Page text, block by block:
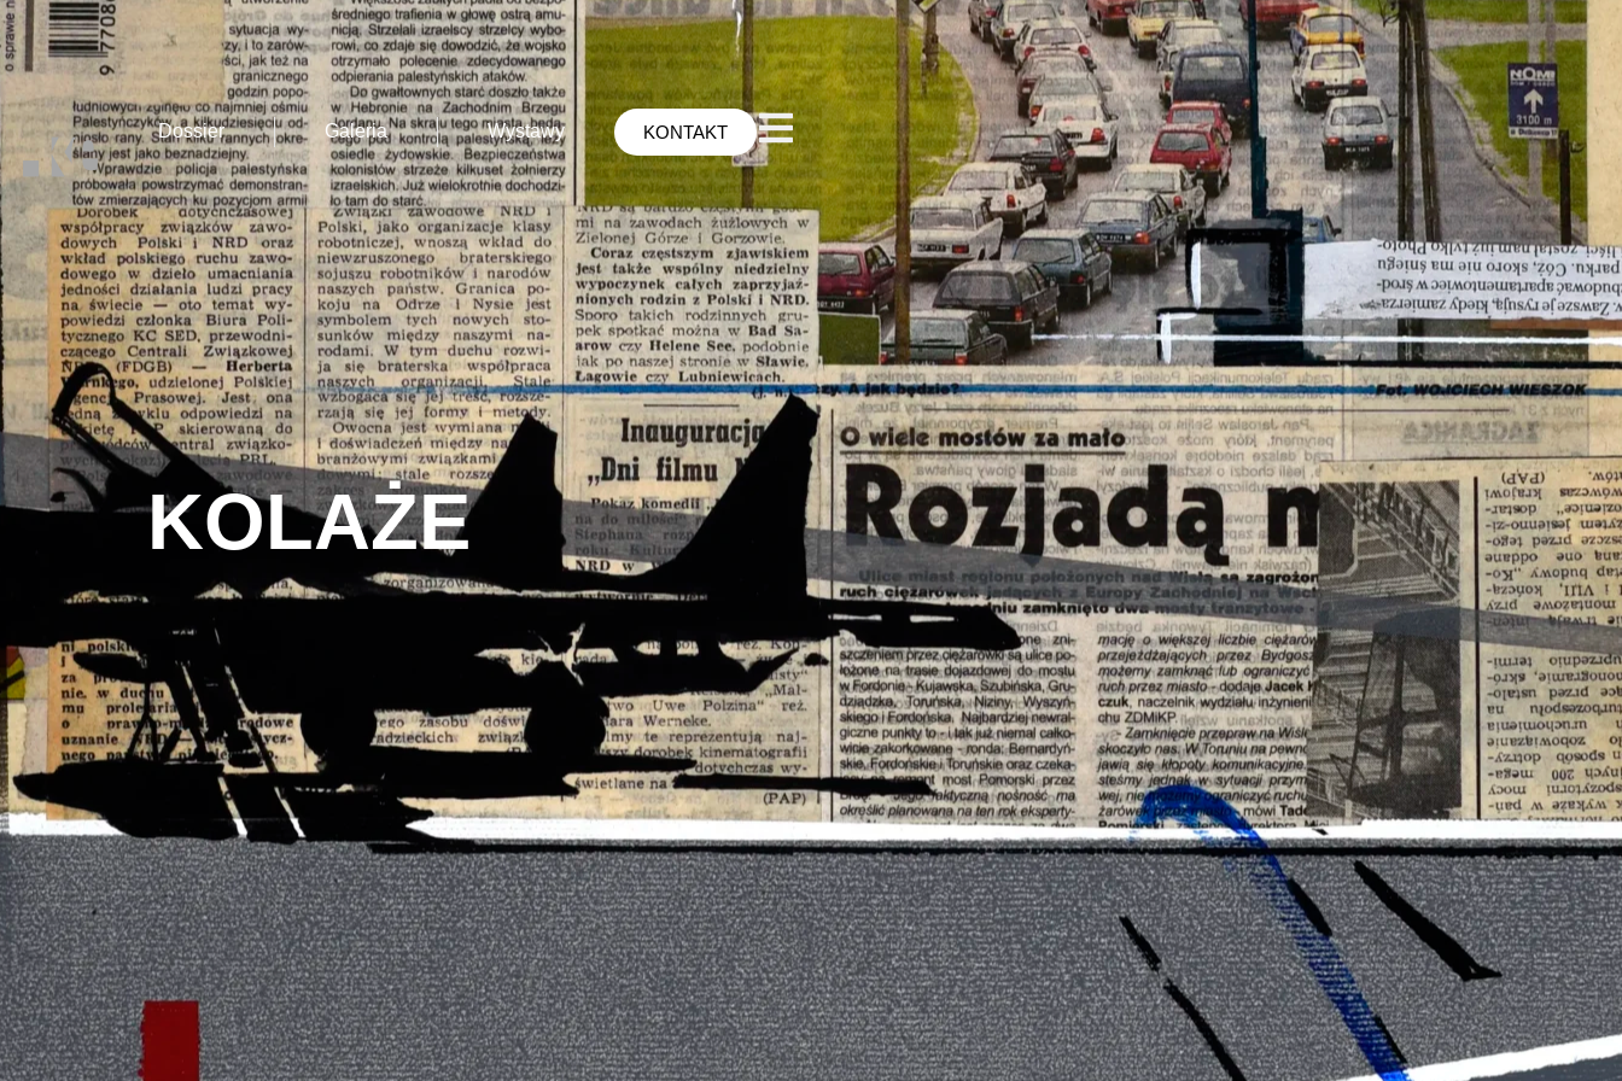
Dossier Galeria Wystawy KONTAKT
KOLAŻE